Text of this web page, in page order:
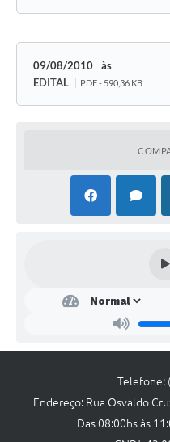
Links
09/08/2010
EDITAL
PDF - 590,36 KB
Telefone:
Endereço: Rua Osvaldo
Das 08:00hs às